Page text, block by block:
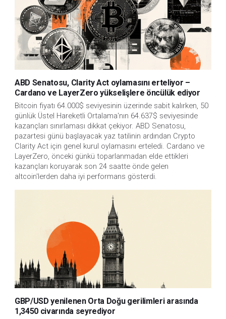
ABD Senatosu, Clarity Act oylamasını erteliyor –
Cardano ve LayerZero yükselişlere öncülük ediyor
Bitcoin fiyatı 64.000$ seviyesinin üzerinde sabit kalırken, 50
günlük Üstel Hareketli Ortalama'nın 64.637$ seviyesinde
kazançları sınırlaması dikkat çekiyor. ABD Senatosu,
pazartesi günü başlayacak yaz tatilinin ardından Crypto
Clarity Act için genel kurul oylamasını erteledi. Cardano ve
LayerZero, önceki günkü toparlanmadan elde ettikleri
kazançları koruyarak son 24 saatte önde gelen
altcoin'lerden daha iyi performans gösterdi.
GBP/USD yenilenen Orta Doğu gerilimleri arasında
1,3450 civarında seyrediyor